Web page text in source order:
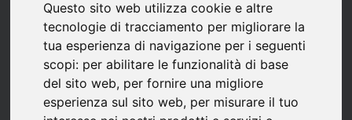
Questo sito web utilizza cookie e altre
tecnologie di tracciamento per migliorare la
tua esperienza di navigazione per i seguenti
scopi: per abilitare le funzionalità di base
del sito web, per fornire una migliore
esperienza sul sito web, per misurare il tuo
LEALTAD
favorite Segui aggiornamenti